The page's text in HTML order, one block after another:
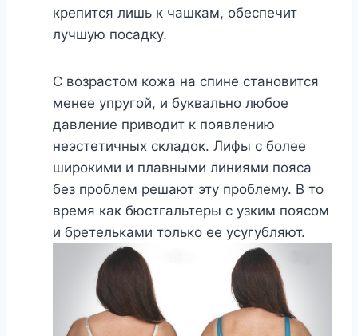
крепится лишь к чашкам, обеспечит
лучшую посадку.
С возрастом кожа на спине становится
менее упругой, и буквально любое
давление приводит к появлению
неэстетичных складок. Лифы с более
широкими и плавными линиями пояса
без проблем решают эту проблему. В то
время как бюстгальтеры с узким поясом
и бретельками только ее усугубляют.